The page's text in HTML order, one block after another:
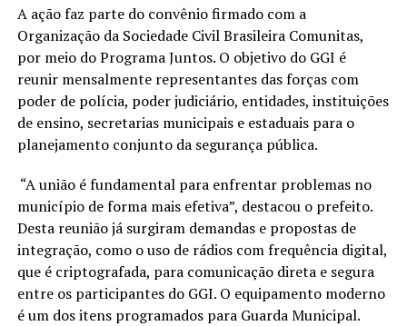
A ação faz parte do convênio firmado com a
Organização da Sociedade Civil Brasileira Comunitas,
por meio do Programa Juntos. O objetivo do GGI é
reunir mensalmente representantes das forças com
poder de polícia, poder judiciário, entidades, instituições
de ensino, secretarias municipais e estaduais para o
planejamento conjunto da segurança pública.
“A união é fundamental para enfrentar problemas no
município de forma mais efetiva”, destacou o prefeito.
Desta reunião já surgiram demandas e propostas de
integração, como o uso de rádios com frequência digital,
que é criptografada, para comunicação direta e segura
entre os participantes do GGI. O equipamento moderno
é um dos itens programados para Guarda Municipal.